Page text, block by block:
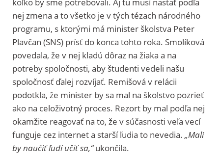
nej zmena a to všetko je v tých tézach národného
programu, s ktorými má minister školstva Peter
Plavčan (SNS) prísť do konca tohto roka. Smolíková
povedala, že v nej kladú dôraz na žiaka a na
potreby spoločnosti, aby študenti vedeli našu
spoločnosť ďalej rozvíjať. Remišová v relácii
podotkla, že minister by sa mal na školstvo pozrieť
ako na celoživotný proces. Rezort by mal podľa nej
okamžite reagovať na to, že v súčasnosti veľa vecí
funguje cez internet a starší ľudia to nevedia. „Mali
by naučiť ľudí učiť sa,“ukončila.